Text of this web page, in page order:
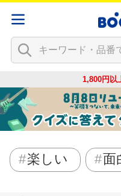
1,800円以
楽しい 面